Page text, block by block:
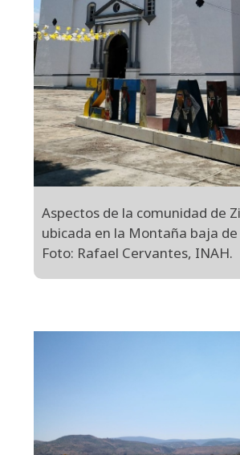
Aspectos de la comunidad de
ubicada en la Montaña baja
Foto: Rafael Cervantes, INAH.